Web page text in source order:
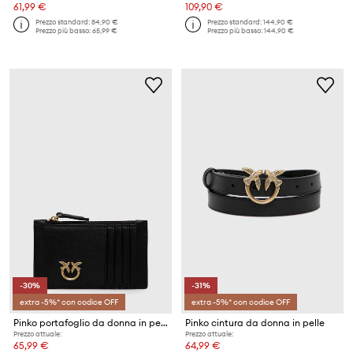
61,99 €
Prezzo standard:84,90 €
Prezzo più basso:65,99 €
109,90 €
Prezzo standard:144,90 €
Prezzo più basso:144,90 €
-30%
extra -5%* con codice OFF
Pinko portafoglio da donna in pelle
Prezzo attuale:
65,99 €
-31%
extra -5%* con codice OFF
Pinko cintura da donna in pelle
Prezzo attuale:
64,99 €